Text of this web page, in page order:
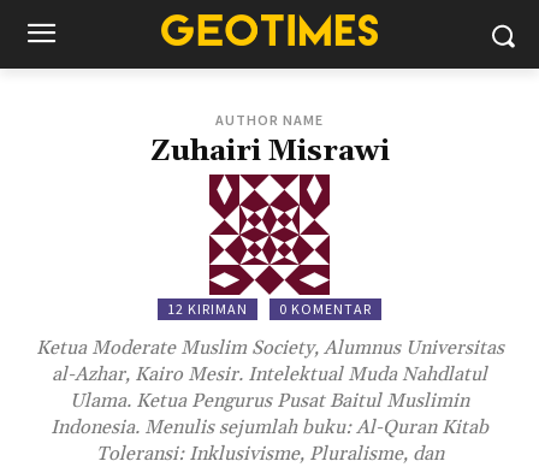
AUTHOR NAME
Zuhairi Misrawi
12 KIRIMAN 0 KOMENTAR
Ketua Moderate Muslim Society, Alumnus Universitas
al-Azhar, Kairo Mesir. Intelektual Muda Nahdlatul
Ulama. Ketua Pengurus Pusat Baitul Muslimin
Indonesia. Menulis sejumlah buku: Al-Quran Kitab
Toleransi: Inklusivisme, Pluralisme, dan